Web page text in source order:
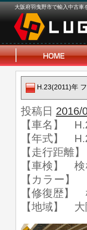
大阪府羽曳野市で輸入中古車
H.23(2011)年
投稿日 2016/
【車名】
【年式】
【走行距離
【車検】 検
【カラー】
【修復歴】
【地域】 大